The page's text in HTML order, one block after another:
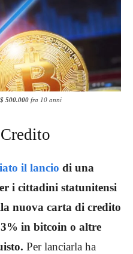
$ 500.000 fra 10 anni
il lancio di una
i cittadini statunitensi
nuova carta di credito
in bitcoin o altre
Per lanciarla ha